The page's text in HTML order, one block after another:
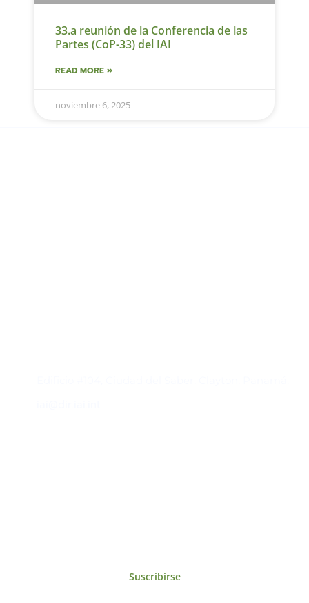
33.a reunión de la Conferencia de las
Partes (CoP-33) del IAI
READ MORE »
noviembre 6, 2025
Suscribirse